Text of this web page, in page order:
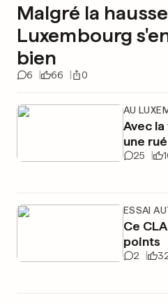
Malgré la
Luxembourg
bien
6 66 0
AU
Avec
une
25
ESSAI
Ce
points
2